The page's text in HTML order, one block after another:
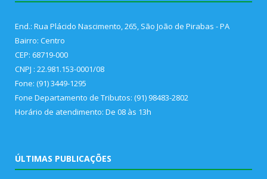
End.: Rua Plácido Nascimento, 265, São João de Pirabas - PA
Bairro: Centro
CEP: 68719-000
CNPJ : 22.981.153-0001/08
Fone: (91) 3449-1295
Fone Departamento de Tributos: (91) 98483-2802
Horário de atendimento: De 08 às 13h
ÚLTIMAS PUBLICAÇÕES